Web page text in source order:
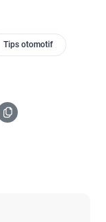
Tips otomotif